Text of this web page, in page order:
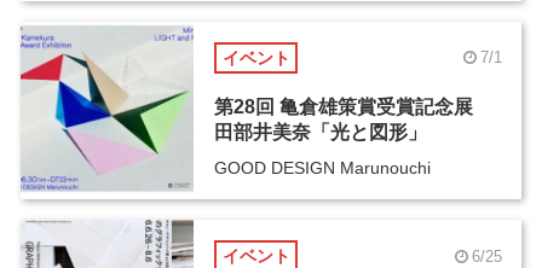
イベント 7/1
第28回 亀倉雄策賞受賞記念展
田部井美奈「光と図形」
GOOD DESIGN Marunouchi
イベント 6/25